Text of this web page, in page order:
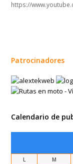
https://
Patrocinadores
Calendario de
L M